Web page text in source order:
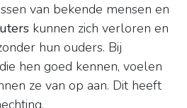
van bekende mensen en
kunnen zich verloren en
hun ouders. Bij
hen goed kennen, voelen
ze van op aan. Dit heeft